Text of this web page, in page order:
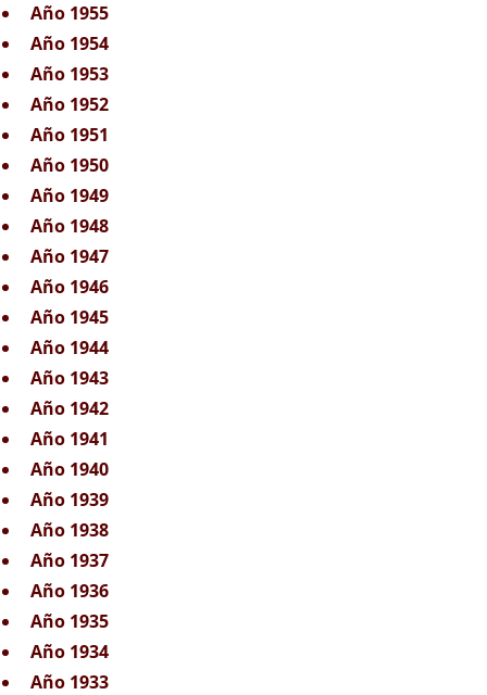
Año 1955
Año 1954
Año 1953
Año 1952
Año 1951
Año 1950
Año 1949
Año 1948
Año 1947
Año 1946
Año 1945
Año 1944
Año 1943
Año 1942
Año 1941
Año 1940
Año 1939
Año 1938
Año 1937
Año 1936
Año 1935
Año 1934
Año 1933